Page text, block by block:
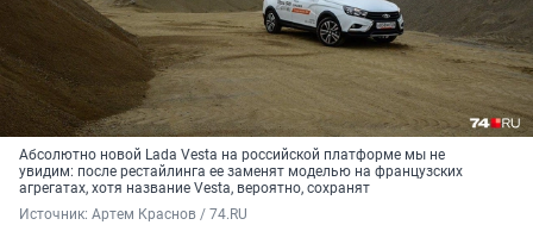
Абсолютно новой Lada Vesta на российской платформе мы не
увидим: после рестайлинга ее заменят моделью на французских
агрегатах, хотя название Vesta, вероятно, сохранят
Источник: Артем Краснов / 74.RU